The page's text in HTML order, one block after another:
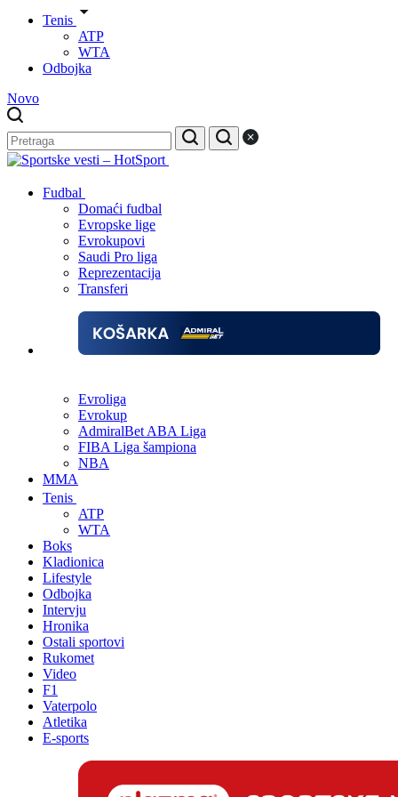
Tenis
ATP
WTA
Odbojka
Novo
Fudbal
Domaći fudbal
Evropske lige
Evrokupovi
Saudi Pro liga
Reprezentacija
Transferi
Evroliga
Evrokup
AdmiralBet ABA Liga
FIBA Liga šampiona
NBA
MMA
Tenis
ATP
WTA
Boks
Kladionica
Lifestyle
Odbojka
Intervju
Hronika
Ostali sportovi
Rukomet
Video
F1
Vaterpolo
Atletika
E-sports